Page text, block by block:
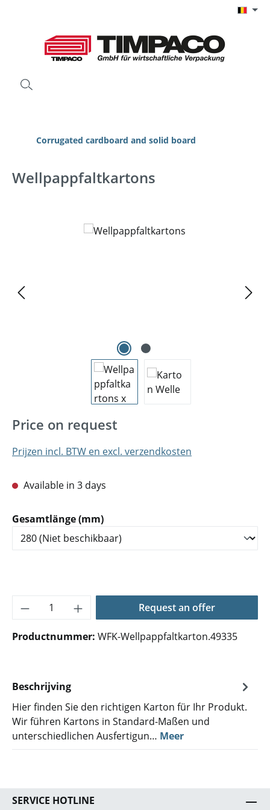
Corrugated cardboard and solid board
Wellpappfaltkartons
Afbeeldingengalerij overslaan
Price on request
Prijzen incl. BTW en excl. verzendkosten
Available in 3 days
Selecteer
Gesamtlänge (mm)
Producthoeveelheid: Voer de gewenste
Request an offer
Productnummer: WFK-Wellpappfaltkarton.49335
Beschrijving
Hier finden Sie den richtigen Karton für Ihr Produkt.
Wir führen Kartons in Standard-Maßen und
unterschiedlichen Ausfertigun… Meer
SERVICE HOTLINE